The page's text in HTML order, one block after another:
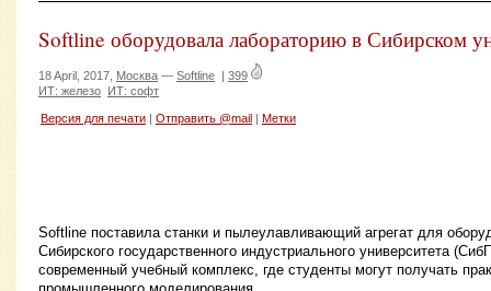
Softline оборудовала лабораторию в Сибирском
18 April, 2017, Москва — Softline | 399
ИТ: железо ИТ: софт
Версия для печати Отправить @mail Метки
Softline поставила станки и пылеулавливающий агрегат для
Сибирского государственного индустриального университета
современный учебный комплекс, где студенты могут получать